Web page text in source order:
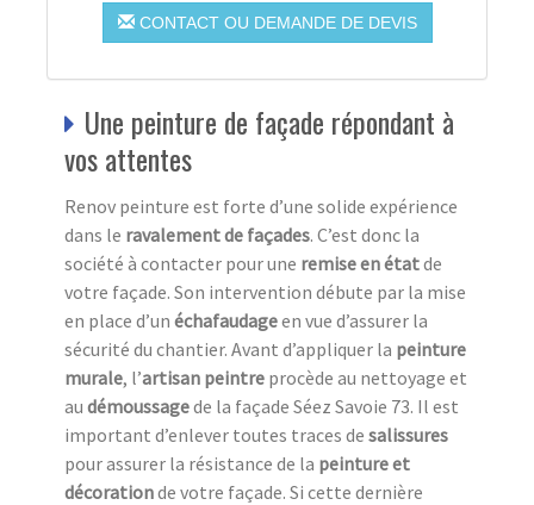
CONTACT OU DEMANDE DE DEVIS
Une peinture de façade répondant à
vos attentes
Renov peinture est forte d’une solide expérience
dans le ravalement de façades. C’est donc la
société à contacter pour une remise en étatde
votre façade. Son intervention débute par la mise
en place d’un échafaudageen vue d’assurer la
sécurité du chantier. Avant d’appliquer la peinture
murale, l’artisan peintre procède au nettoyage et
au démoussagede la façade Séez Savoie 73. Il est
important d’enlever toutes traces de salissures
pour assurer la résistance de la peinture et
décorationde votre façade. Si cette dernière